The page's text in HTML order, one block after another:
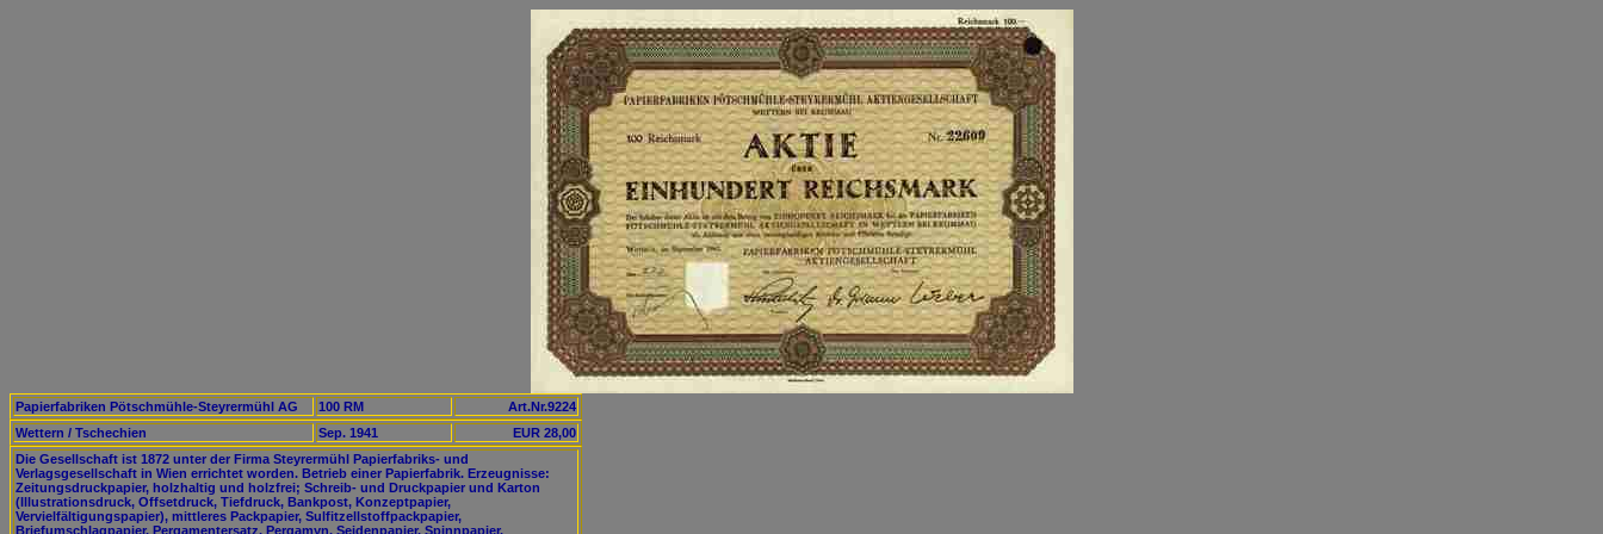
Papierfabriken Pötschmühle-Steyrermühl AG 100 RM
Art.Nr.9224
Wettern / Tschechien
Sep. 1941
EUR 28,00
Die Gesellschaft ist 1872 unter der Firma Steyrermühl Papierfabriks- und
Verlagsgesellschaft in Wien errichtet worden. Betrieb einer Papierfabrik. Erzeugnisse:
Zeitungsdruckpapier, holzhaltig und holzfrei; Schreib- und Druckpapier und Karton
(Illustrationsdruck, Offsetdruck, Tiefdruck, Bankpost, Konzeptpapier,
Vervielfältigungspapier), mittleres Packpapier, Sulfitzellstoffpackpapier,
Briefumschlagpapier, Pergamentersatz, Pergamyn, Seidenpapier, Spinnpapier,